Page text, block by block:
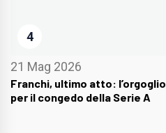
4
21 Mag 2026
Franchi, ultimo atto:
per il congedo della Serie A